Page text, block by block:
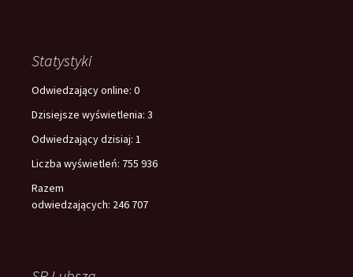
Statystyki
Odwiedzający online: 0
Dzisiejsze wyświetlenia: 3
Odwiedzający dzisiaj: 1
Liczba wyświetleń: 755 936
Razem
odwiedzających: 246 707